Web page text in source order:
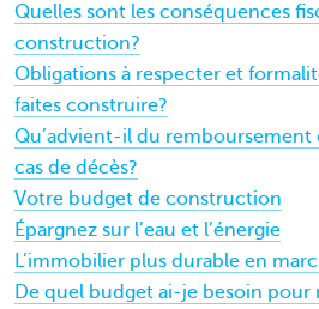
Quelles sont les conséquences
construction?
Obligations à respecter et
faites construire?
Qu’advient-il du
cas de décès?
Votre budget de construction
Épargnez sur l’eau et l’énergie
L’immobilier plus durable en
De quel budget ai-je besoin pour